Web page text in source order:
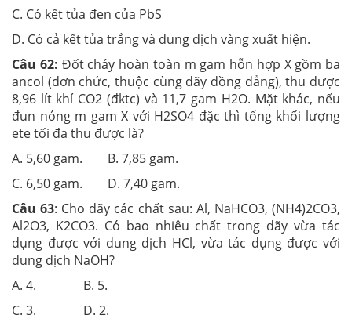
C. Có kết tủa đen của PbS
D. Có cả kết tủa trắng và dung dịch vàng xuất hiện.
Câu 62: Đốt cháy hoàn toàn m gam hỗn hợp X gồm ba
ancol (đơn chức, thuộc cùng dãy đồng đẳng), thu được
8,96 lít khí CO2 (đktc) và 11,7 gam H2O. Mặt khác, nếu
đun nóng m gam X với H2SO4 đặc thì tổng khối lượng
ete tối đa thu được là?
A. 5,60 gam. B. 7,85 gam.
C. 6,50 gam. D. 7,40 gam.
Câu 63: Cho dãy các chất sau: Al, NaHCO3, (NH4)2CO3,
Al2O3, K2CO3. Có bao nhiêu chất trong dãy vừa tác
dụng được với dung dịch HCl, vừa tác dụng được với
dung dịch NaOH?
A. 4. B. 5.
C. 3. D. 2.